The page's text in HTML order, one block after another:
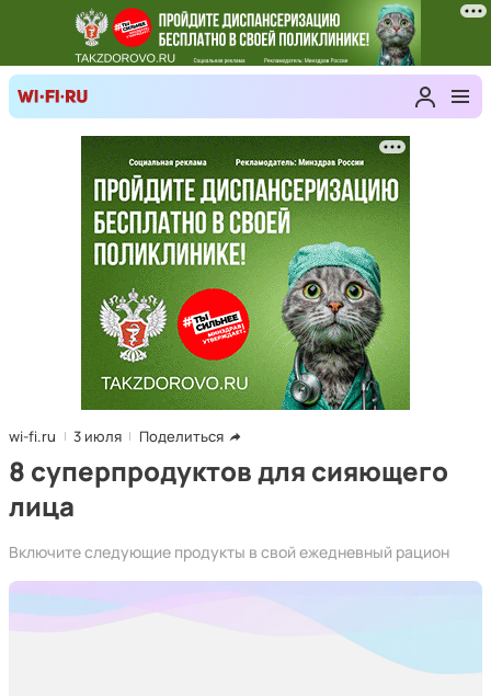
wi-fi.ru 3 июля Поделиться
8 суперпродуктов для сияющего
лица
Включите следующие продукты в свой ежедневный рацион